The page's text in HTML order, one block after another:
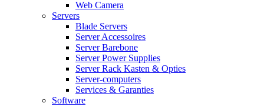
Web Camera
Servers
Blade Servers
Server Accessoires
Server Barebone
Server Power Supplies
Server Rack Kasten & Opties
Server-computers
Services & Garanties
Software